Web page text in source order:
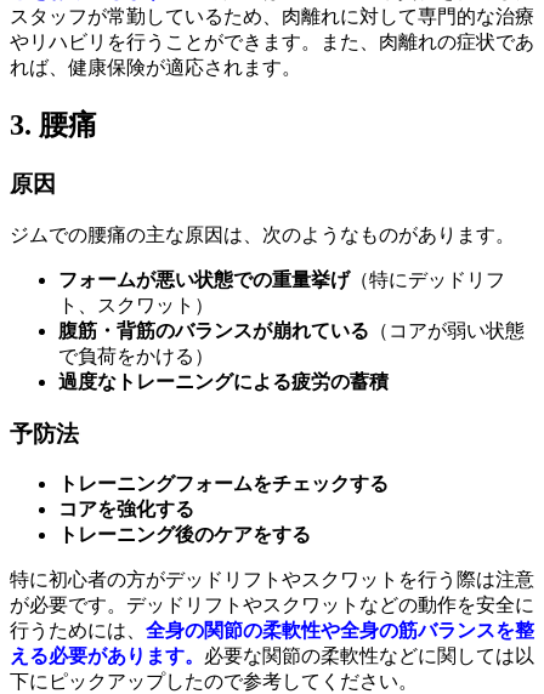
スタッフが常勤しているため、肉離れに対して専門的な治療
やリハビリを行うことができます。また、肉離れの症状であ
れば、健康保険が適応されます。
3. 腰痛
原因
ジムでの腰痛の主な原因は、次のようなものがあります。
フォームが悪い状態での重量挙げ（特にデッドリフ
ト、スクワット）
腹筋・背筋のバランスが崩れている （コアが弱い状態
で負荷をかける）
過度なトレーニングによる疲労の蓄積
予防法
トレーニングフォームをチェックする
コアを強化する
トレーニング後のケアをする
特に初心者の方がデッドリフトやスクワットを行う際は注意
が必要です。デッドリフトやスクワットなどの動作を安全に
行うためには、 全身の関節の柔軟性や全身の筋バランスを整
える必要があります。 必要な関節の柔軟性などに関しては以
下にピックアップしたので参考してください。